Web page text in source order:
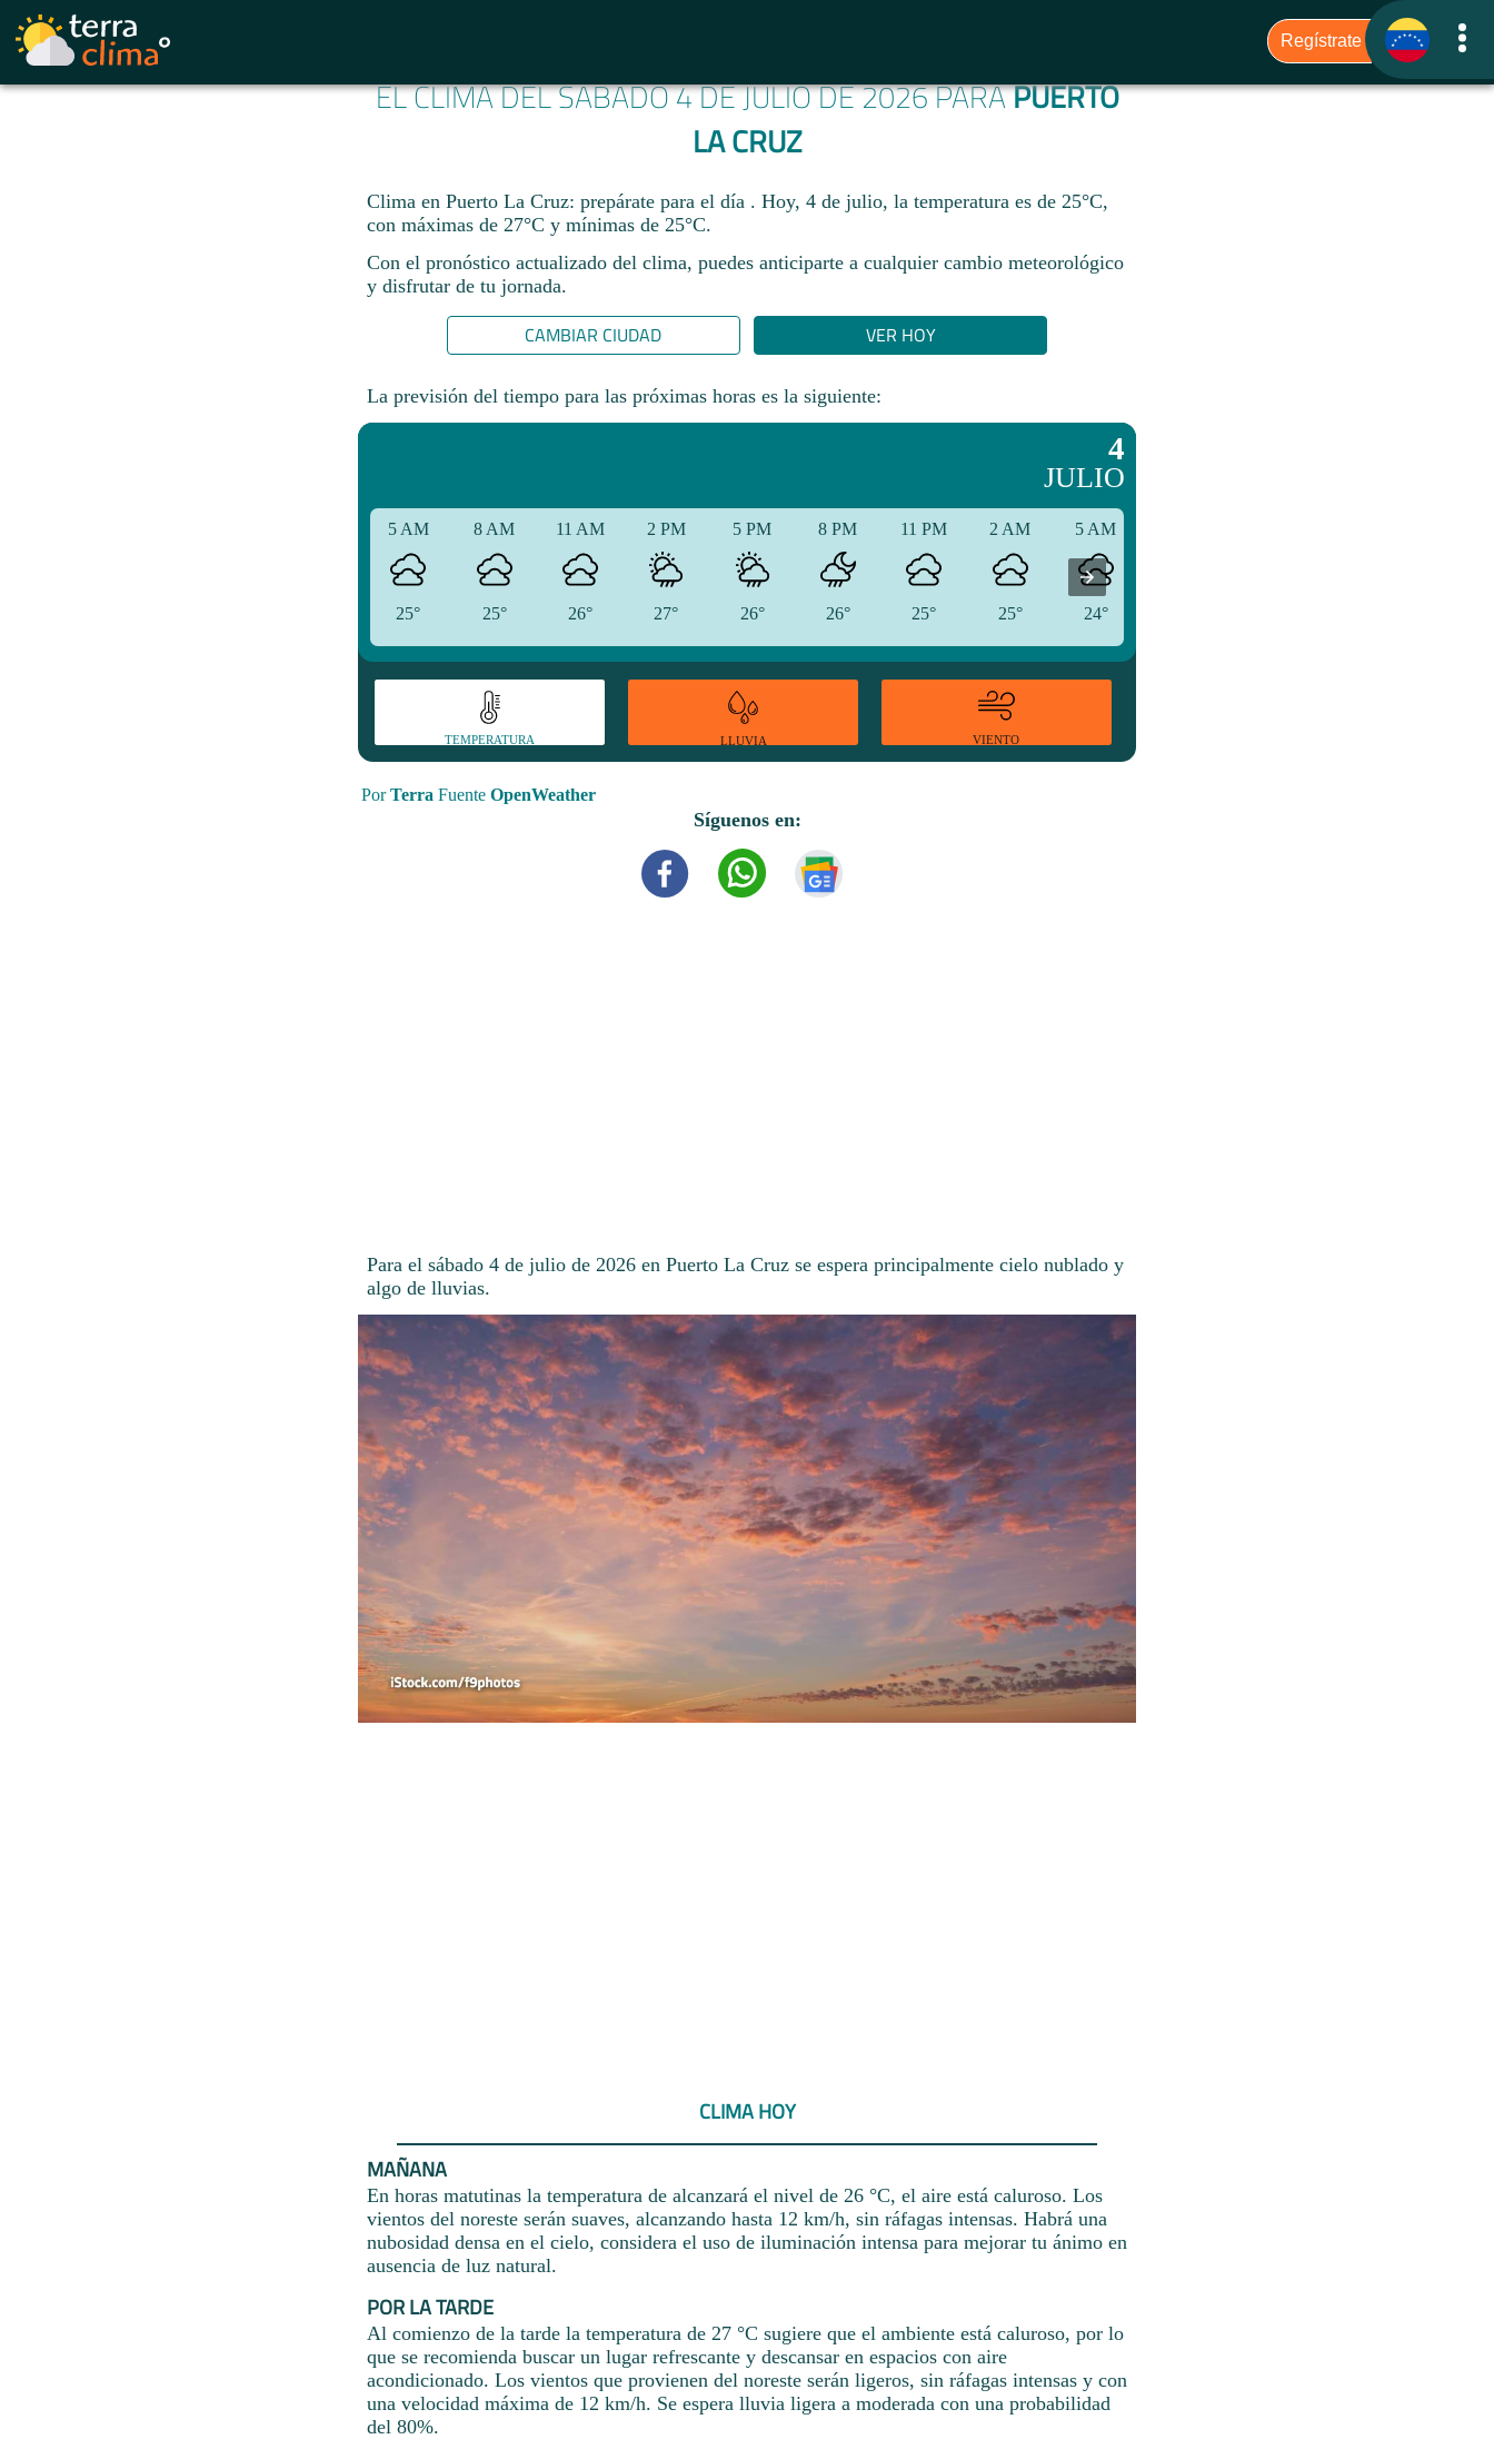
EL CLIMA DEL SÁBADO 4 DE JULIO DE 2026 PARAPUERTO
LA CRUZ
Clima en Puerto La Cruz: prepárate para el día . Hoy, 4 de julio, la temperatura es de 25°C,
con máximas de 27°C y mínimas de 25°C.
Con el pronóstico actualizado del clima, puedes anticiparte a cualquier cambio meteorológico
y disfrutar de tu jornada.​
CAMBIAR CIUDAD VER HOY
La previsión del tiempo para las próximas horas es la siguiente:
4
JULIO
5 AM
25°
8 AM
25°
11 AM
26°
2 PM
27°
5 PM
26°
8 PM
26°
11 PM
25°
2 AM
25°
5 AM
24°
TEMPERATURA LLUVIA VIENTO
PorTerra Fuente OpenWeather
Síguenos en:
Para el sábado 4 de julio de 2026 en Puerto La Cruz se espera principalmente cielo nublado y
algo de lluvias.
CLIMA HOY
MAÑANA
En horas matutinas la temperatura de alcanzará el nivel de 26 °C, el aire está caluroso. Los
vientos del noreste serán suaves, alcanzando hasta 12 km/h, sin ráfagas intensas. Habrá una
nubosidad densa en el cielo, considera el uso de iluminación intensa para mejorar tu ánimo en
ausencia de luz natural.
POR LA TARDE
Al comienzo de la tarde la temperatura de 27 °C sugiere que el ambiente está caluroso, por lo
que se recomienda buscar un lugar refrescante y descansar en espacios con aire
acondicionado. Los vientos que provienen del noreste serán ligeros, sin ráfagas intensas y con
una velocidad máxima de 12 km/h. Se espera lluvia ligera a moderada con una probabilidad
del 80%.